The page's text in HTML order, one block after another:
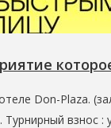
Don-Plaza.
взнос :